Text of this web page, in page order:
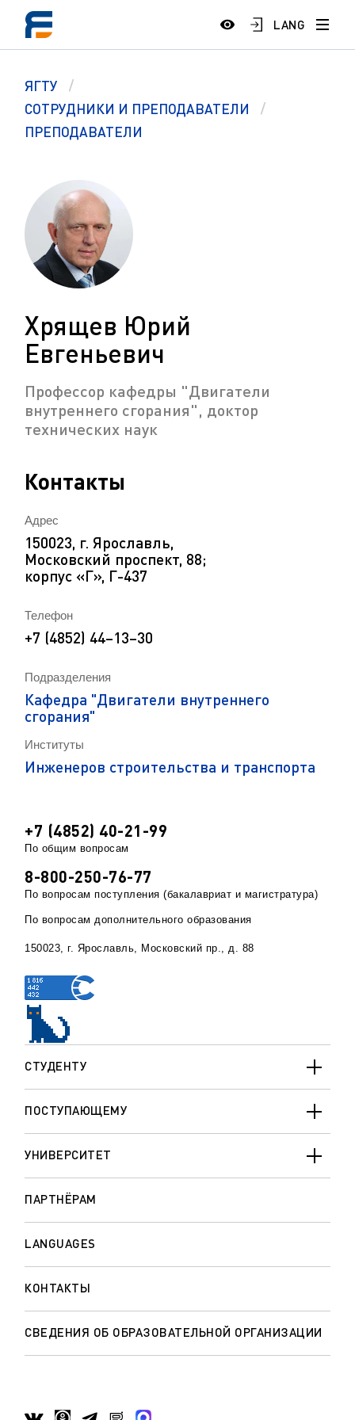
LANG
ЯГТУ
СОТРУДНИКИ И ПРЕПОДАВАТЕЛИ
ПРЕПОДАВАТЕЛИ
Хрящев Юрий
Евгеньевич
Профессор кафедры "Двигатели
внутреннего сгорания", доктор
технических наук
Подразделения
Кафедра "Двигатели внутреннего
сгорания"
Институты
Инженеров строительства и транспорта
Контакты
Адрес
150023, г. Ярославль,
Московский проспект, 88;
корпус «Г», Г-437
Телефон
+7 (4852) 44–13–30
СТУДЕНТУ
ПОСТУПАЮЩЕМУ
УНИВЕРСИТЕТ
ПАРТНЁРАМ
LANGUAGES
КОНТАКТЫ
СВЕДЕНИЯ ОБ ОБРАЗОВАТЕЛЬНОЙ ОРГАНИЗАЦИИ
+7 (4852) 40-21-99
По общим вопросам
8-800-250-76-77
По вопросам поступления (бакалавриат и магистратура)
По вопросам дополнительного образования
150023, г. Ярославль, Московский пр., д. 88